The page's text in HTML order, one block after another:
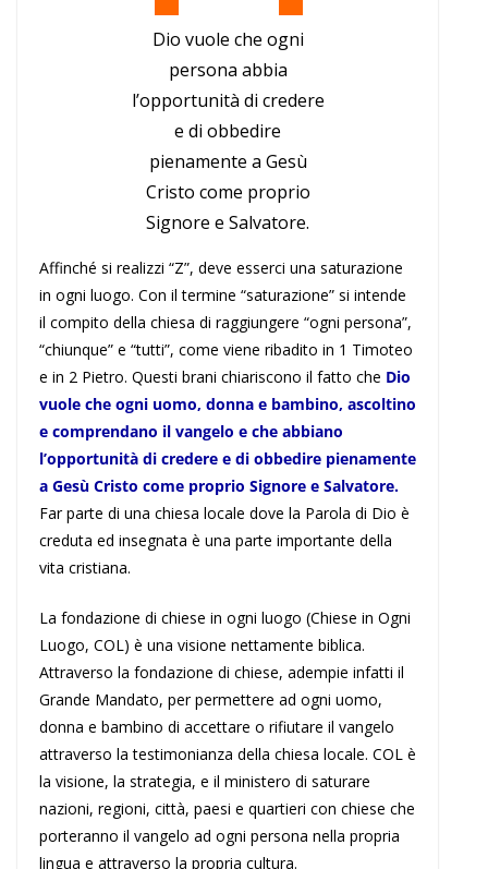
Dio vuole che ogni
persona abbia
l’opportunità di credere
e di obbedire
pienamente a Gesù
Cristo come proprio
Signore e Salvatore.
Affinché si realizzi “Z”, deve esserci una saturazione
in ogni luogo. Con il termine “saturazione” si intende
il compito della chiesa di raggiungere “ogni persona”,
“chiunque” e “tutti”, come viene ribadito in 1 Timoteo
e in 2 Pietro. Questi brani chiariscono il fatto che Dio
vuole che ogni uomo, donna e bambino, ascoltino
e comprendano il vangelo e che abbiano
l’opportunità di credere e di obbedire pienamente
a Gesù Cristo come proprio Signore e Salvatore.
Far parte di una chiesa locale dove la Parola di Dio è
creduta ed insegnata è una parte importante della
vita cristiana.
La fondazione di chiese in ogni luogo (Chiese in Ogni
Luogo, COL) è una visione nettamente biblica.
Attraverso la fondazione di chiese, adempie infatti il
Grande Mandato, per permettere ad ogni uomo,
donna e bambino di accettare o rifiutare il vangelo
attraverso la testimonianza della chiesa locale. COL è
la visione, la strategia, e il ministero di saturare
nazioni, regioni, città, paesi e quartieri con chiese che
porteranno il vangelo ad ogni persona nella propria
lingua e attraverso la propria cultura.